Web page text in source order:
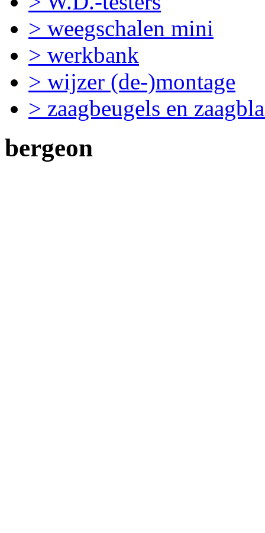
> weegschalen mini
> werkbank
> wijzer (de-)montage
> zaagbeugels en
bergeon